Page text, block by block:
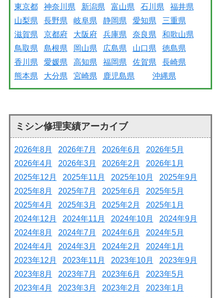
東京都 神奈川県 新潟県 富山県 石川県
福井県
山梨県
長野県 岐阜県 静岡県 愛知県
三重県
滋賀県
京都府 大阪府 兵庫県 奈良県
和歌山県
鳥取県
島根県 岡山県 広島県 山口県
徳島県
香川県
愛媛県 高知県 福岡県 佐賀県
長崎県
熊本県
大分県 宮崎県 鹿児島県 沖縄県
ミシン修理実績アーカイブ
2026年8月 2026年7月 2026年6月
2026年5月
2026年4月
2026年3月 2026年2月
2026年1月
2025年12月
2025年11月 2025年10月
2025年9月
2025年8月
2025年7月 2025年6月
2025年5月
2025年4月
2025年3月 2025年2月
2025年1月
2024年12月
2024年11月 2024年10月
2024年9月
2024年8月
2024年7月 2024年6月
2024年5月
2024年4月
2024年3月 2024年2月
2024年1月
2023年12月
2023年11月 2023年10月
2023年9月
2023年8月
2023年7月 2023年6月
2023年5月
2023年4月
2023年3月 2023年2月
2023年1月